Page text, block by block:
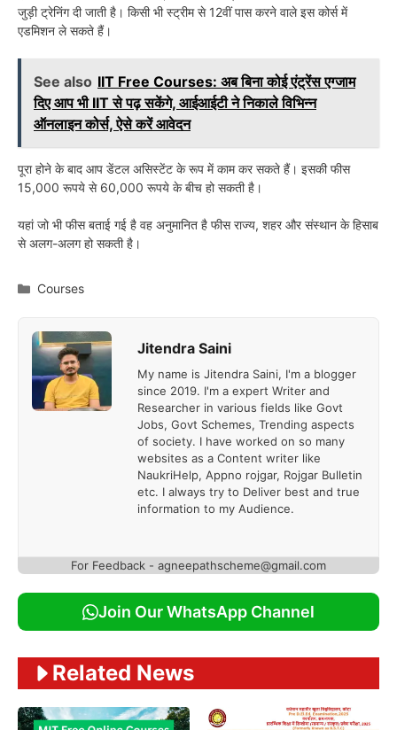
जुड़ी ट्रेनिंग दी जाती है। किसी भी स्ट्रीम से 12वीं पास करने वाले इस कोर्स में
एडमिशन ले सकते हैं।
See also IIT Free Courses: अब बिना कोई एंट्रेंस एग्जाम
दिए आप भी IIT से पढ़ सकेंगे, आईआईटी ने निकाले विभिन्न
ऑनलाइन कोर्स, ऐसे करें आवेदन
पूरा होने के बाद आप डेंटल असिस्टेंट के रूप में काम कर सकते हैं। इसकी फीस
15,000 रूपये से 60,000 रूपये के बीच हो सकती है।
यहां जो भी फीस बताई गई है वह अनुमानित है फीस राज्य, शहर और संस्थान के हिसाब
से अलग-अलग हो सकती है।
Categories
Courses
Jitendra Saini
My name is Jitendra Saini, I'm a blogger
since 2019. I'm a expert Writer and
Researcher in various fields like Govt
Jobs, Govt Schemes, Trending aspects
of society. I have worked on so many
websites as a Content writer like
NaukriHelp, Appno rojgar, Rojgar Bulletin
etc. I always try to Deliver best and true
information to my Audience.
For Feedback - agneepathscheme@gmail.com
Join Our WhatsApp Channel
Related News